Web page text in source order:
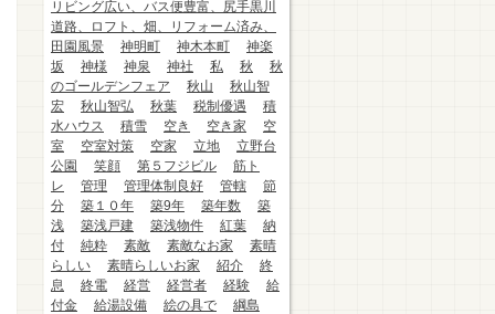
リビング広い、バス便豊富、尻手黒川
道路、ロフト、畑、リフォーム済み、
田園風景
神明町 神木本町
神楽
坂
神様 神泉 神社 私 秋
秋
のゴールデンフェア
秋山
秋山智
宏
秋山智弘 秋葉 税制優遇
積
水ハウス
積雪 空き 空き家
空
室
空室対策 空家 立地
立野台
公園
笑顔 第５フジビル
筋ト
レ
管理 管理体制良好 管轄
節
分
築１０年 築9年 築年数
築
浅
築浅戸建 築浅物件 紅葉
納
付
純粋 素敵 素敵なお家
素晴
らしい
素晴らしいお家 紹介
終
息
終電 経営 経営者 経験
給
付金
給湯設備 絵の具で
綱島